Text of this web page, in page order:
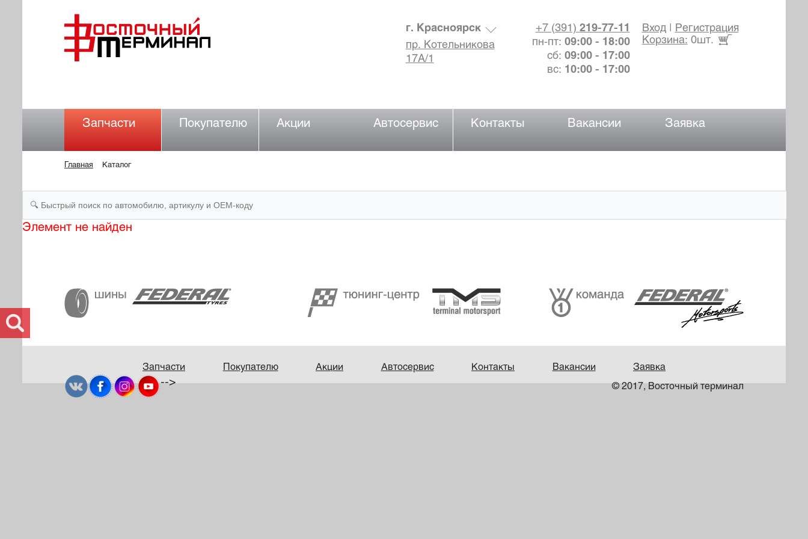
Вход|
Регистрация
Корзина: 0шт.
+7 (391) 219-77-11
пн-пт: 09:00 - 18:00
сб: 09:00 - 17:00
вс: 10:00 - 17:00
г. Красноярск
пр. Котельникова
17А/1
Запчасти Покупателю Акции Автосервис Контакты Вакансии Заявка
Главная Каталог
Элемент не найден
Запчасти Покупателю Акции Автосервис Контакты Вакансии Заявка
© 2017, Восточный терминал
-->